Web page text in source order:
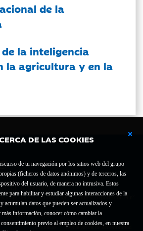
DE LAS COOKIES
de tu navegación por los sitios web del grupo
(ficheros de datos anónimos) y de terceros, las
del usuario, de manera no intrusiva. Estos
para habilitar y estudiar algunas interacciones de la
acumulan datos que pueden ser actualizados y
más información, conocer cómo cambiar la
previo al empleo de cookies, en nuestra
de la
la inteligencia
la agricultura y en la
C.I.F. G-50000652.
del Mº de Educación, Cultura y Deporte con el nº
13. 50001 Zaragoza.
Contacto
Declaración de accesibilidad